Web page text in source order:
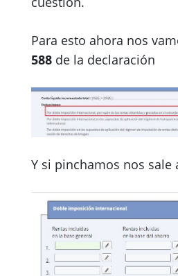
Para esto ahora nos
588 de la declaración
Y si pinchamos nos sale